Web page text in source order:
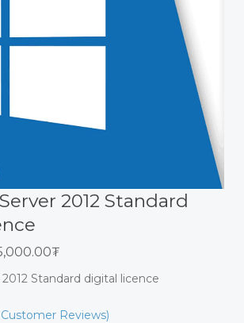
2012 Standard
Standard digital licence
Customer Reviews)